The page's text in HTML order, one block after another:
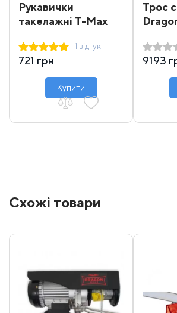
Рукавички
такелажні T-Max
1 відгук
721 грн
Купити
Трос
9193
Схожі товари